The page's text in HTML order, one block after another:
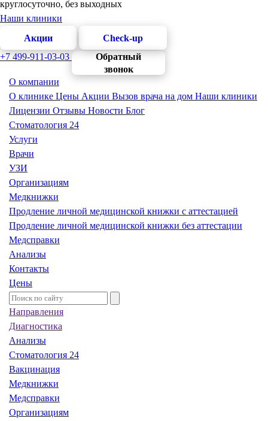
круглосуточно, без выходных
Наши клиники
Акции
Check-up
+7 499-911-03-03
Обратный
звонок
О компании
О клинике Цены Акции Вызов врача на дом Наши клиники
Лицензии Отзывы Новости Блог
Стоматология 24
Услуги
Врачи
УЗИ
Организациям
Медкнижки
Продление личной медицинской книжки с аттестацией
Продление личной медицинской книжки без аттестации
Медсправки
Анализы
Контакты
Цены
Направления
Диагностика
Анализы
Стоматология 24
Вакцинация
Медкнижки
Медсправки
Организациям